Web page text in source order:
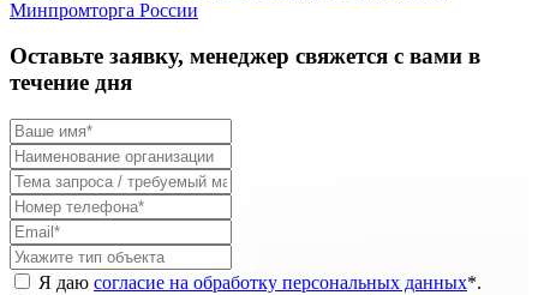
Минпромторга России
Оставьте заявку, менеджер свяжется с вами в
течение дня
Я даю согласие на обработку персональных данных*.